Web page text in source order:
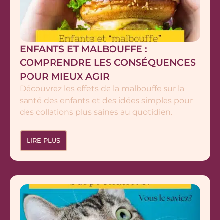
ENFANTS ET MALBOUFFE :
COMPRENDRE LES CONSÉQUENCES
POUR MIEUX AGIR
Découvrez les effets de la malbouffe sur la
santé des enfants et des idées simples pour
des collations plus saines au quotidien.
LIRE PLUS